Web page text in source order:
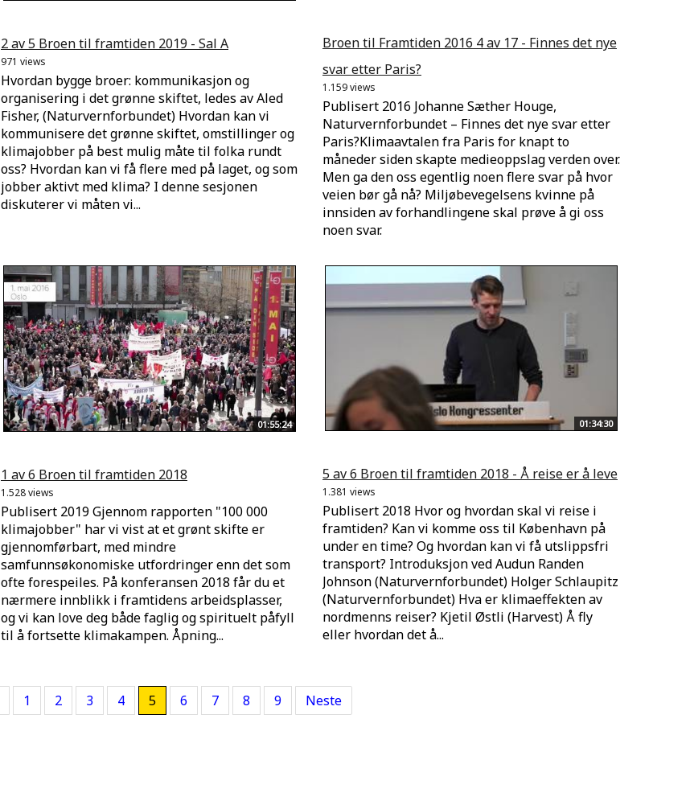
2 av 5 Broen til framtiden 2019 - Sal A
971 views
Hvordan bygge broer: kommunikasjon og
organisering i det grønne skiftet, ledes av Aled
Fisher, (Naturvernforbundet) Hvordan kan vi
kommunisere det grønne skiftet, omstillinger og
klimajobber på best mulig måte til folka rundt
oss? Hvordan kan vi få flere med på laget, og som
jobber aktivt med klima? I denne sesjonen
diskuterer vi måten vi...
Broen til Framtiden 2016 4 av 17 - Finnes det nye
svar etter Paris?
1.159 views
Publisert 2016 Johanne Sæther Houge,
Naturvernforbundet – Finnes det nye svar etter
Paris?Klimaavtalen fra Paris for knapt to
måneder siden skapte medieoppslag verden over.
Men ga den oss egentlig noen flere svar på hvor
veien bør gå nå? Miljøbevegelsens kvinne på
innsiden av forhandlingene skal prøve å gi oss
noen svar.
01:55:24
1 av 6 Broen til framtiden 2018
1.528 views
Publisert 2019 Gjennom rapporten "100 000
klimajobber" har vi vist at et grønt skifte er
gjennomførbart, med mindre
samfunnsøkonomiske utfordringer enn det som
ofte forespeiles. På konferansen 2018 får du et
nærmere innblikk i framtidens arbeidsplasser,
og vi kan love deg både faglig og spirituelt påfyll
til å fortsette klimakampen. Åpning...
01:34:30
5 av 6 Broen til framtiden 2018 - Å reise er å leve
1.381 views
Publisert 2018 Hvor og hvordan skal vi reise i
framtiden? Kan vi komme oss til København på
under en time? Og hvordan kan vi få utslippsfri
transport? Introduksjon ved Audun Randen
Johnson (Naturvernforbundet) Holger Schlaupitz
(Naturvernforbundet) Hva er klimaeffekten av
nordmenns reiser? Kjetil Østli (Harvest) Å fly
eller hvordan det å...
1 2 3 4 5 6 7 8 9 Neste